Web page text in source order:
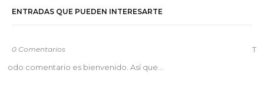
ENTRADAS QUE PUEDEN INTERESARTE
0 Comentarios
T
odo comentario es bienvenido. Así que...